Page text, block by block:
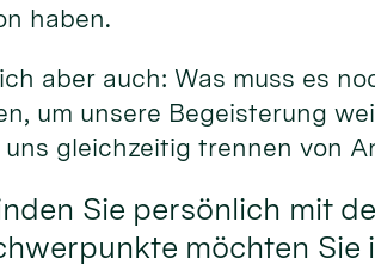
haben.
aber auch: Was muss es
um unsere Begeisterung
uns gleichzeitig trennen von
Sie persönlich mit
möchten Sie